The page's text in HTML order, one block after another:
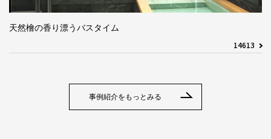
天然檜の香り漂うバスタイム
14613
事例紹介をもっとみる